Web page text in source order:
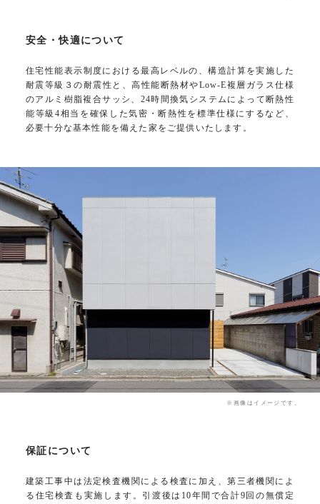
安全・快適について
住宅性能表示制度における最高レベルの、構造計算を実施した
耐震等級３の耐震性と、高性能断熱材やLow-E複層ガラス仕様
のアルミ樹脂複合サッシ、24時間換気システムによって断熱性
能等級4相当を確保した気密・断熱性を標準仕様にするなど、
必要十分な基本性能を備えた家をご提供いたします。
保証について
建築工事中は法定検査機関による検査に加え、第三者機関によ
る住宅検査も実施します。引渡後は10年間で合計9回の無償定
※画像はイメージです。